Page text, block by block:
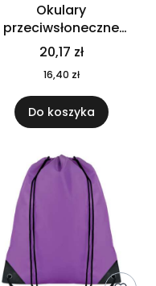
Okulary
przeciwsłoneczne
CALIFORNIA TOUCH
MO9617-10
20,17 zł
16,40 zł
Do koszyka